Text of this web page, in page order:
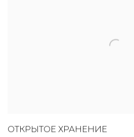
ОТКРЫТОЕ ХРАНЕНИЕ